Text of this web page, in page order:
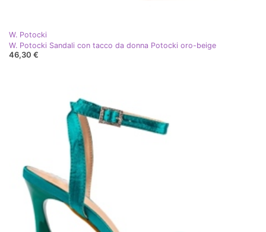
W. Potocki
W. Potocki Sandali con tacco da donna Potocki oro-beige
46,30 €